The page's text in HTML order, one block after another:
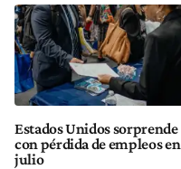
Estados Unidos sorprende
con pérdida de empleos en
julio